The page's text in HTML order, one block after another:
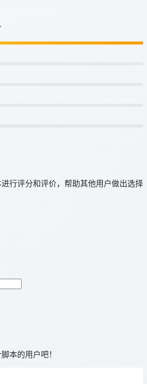
行评分和评价，帮助其他用户做出选择
本的用户吧！